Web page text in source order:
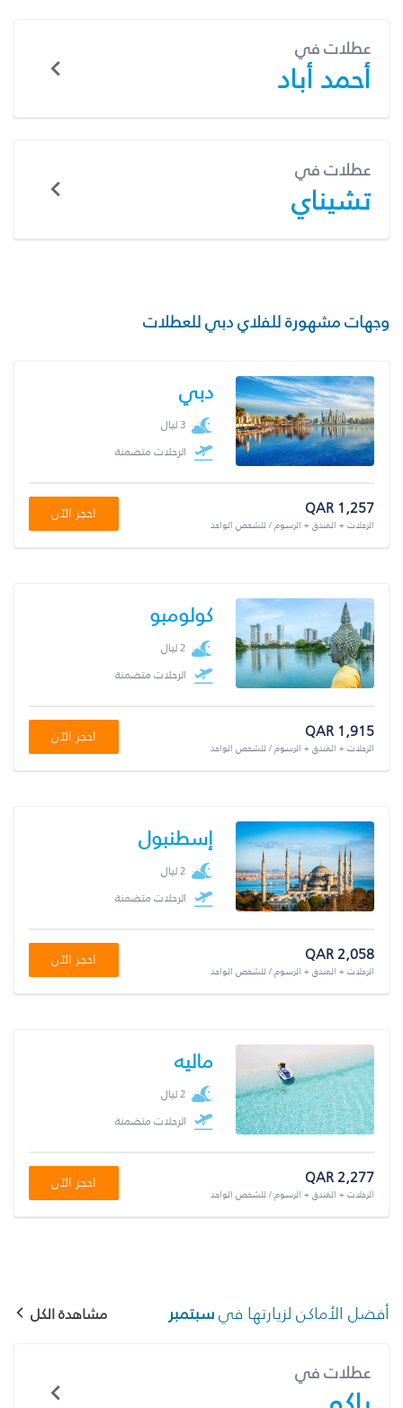
عطلات في
أحمد أباد
عطلات في
تشيناي
وجهات مشهورة للفلاي دبي للعطلات
دبي
3 ليال
الرحلات متضمنة
QAR 1,257
الرحلات + الفندق + الرسوم / للشخص الواحد
احجز الآن
كولومبو
2 ليال
الرحلات متضمنة
QAR 1,915
الرحلات + الفندق + الرسوم / للشخص الواحد
احجز الآن
إسطنبول
2 ليال
الرحلات متضمنة
QAR 2,058
الرحلات + الفندق + الرسوم / للشخص الواحد
احجز الآن
ماليه
2 ليال
الرحلات متضمنة
QAR 2,277
الرحلات + الفندق + الرسوم / للشخص الواحد
احجز الآن
أفضل الأماكن لزيارتها فيسبتمبر مشاهدة الكل
عطلات في